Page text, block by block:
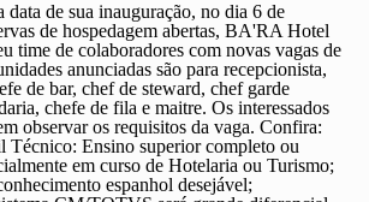
de sua inauguração, no dia 6 de
de hospedagem abertas, BA'RA Hotel
time de colaboradores com novas vagas de
anunciadas são para recepcionista,
de bar, chef de steward, chef garde
chefe de fila e maitre. Os interessados
observar os requisitos da vaga. Confira:
Técnico: Ensino superior completo ou
em curso de Hotelaria ou Turismo;
espanhol desejável;